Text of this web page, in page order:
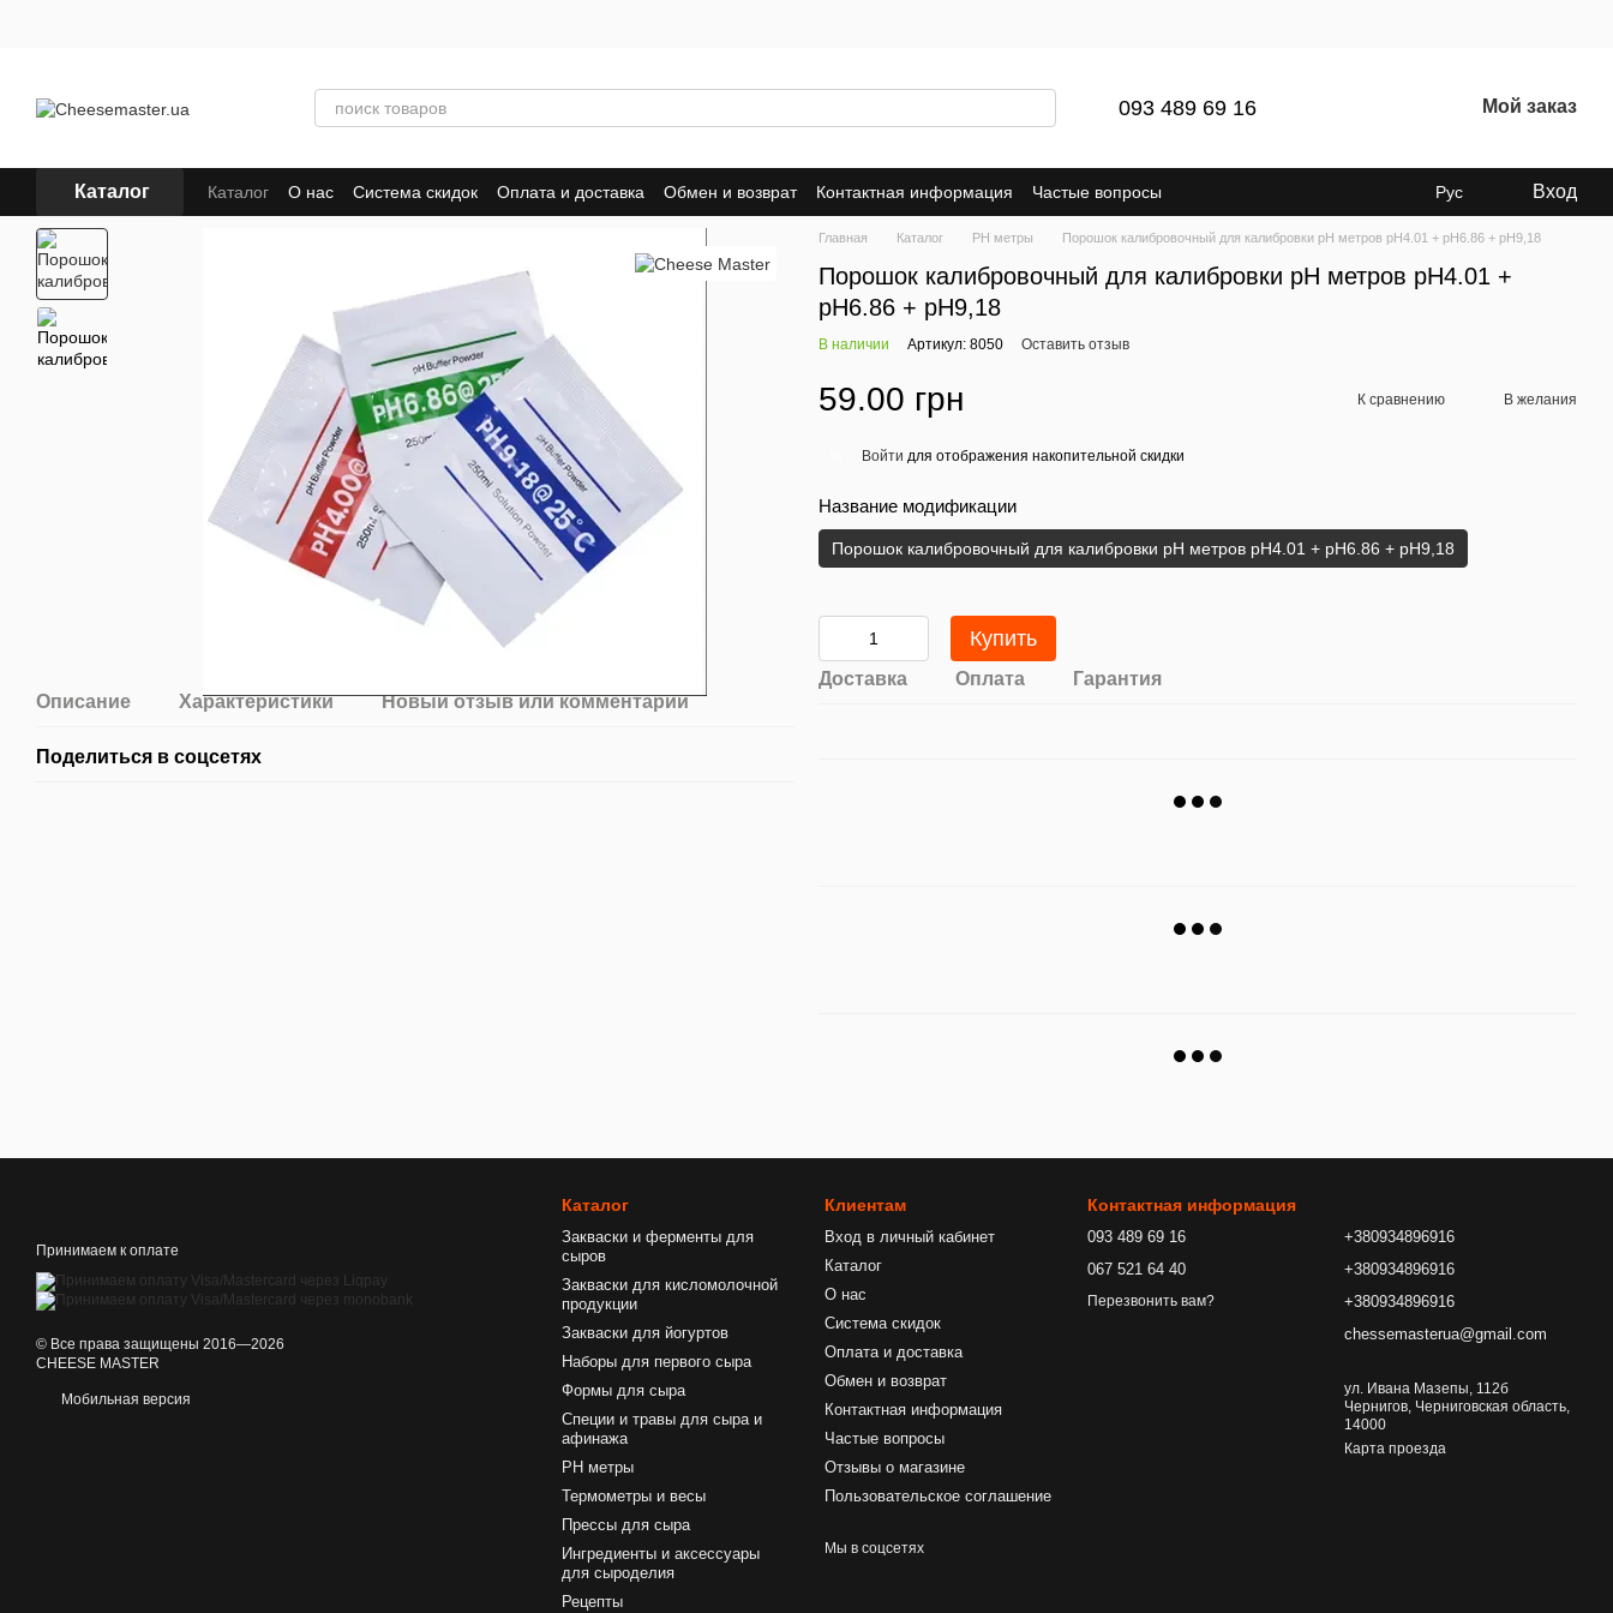
093 489 69 16 Мой заказ
Каталог Каталог О нас Система скидок Оплата и доставка Обмен и возврат Контактная информация
Частые вопросы
Отзывы о магазине
Пользовательское соглашение
Рус Вход
Описание Характеристики Новый отзыв или комментарий
Поделиться в соцсетях
Главная Каталог PH метры Порошок калибровочный для калибровки pH метров pH4.01 + pH6.86 + рН9,18
Порошок калибровочный для калибровки pH метров pH4.01 +
pH6.86 + рН9,18
В наличии Артикул: 8050 Оставить отзыв
59.00 грн К сравнению В желания
Войти для отображения накопительной скидки
Название модификации
Порошок калибровочный для калибровки pH метров pH4.01 + pH6.86 + рН9,18
Купить
Доставка Оплата Гарантия
Принимаем к оплате
© Все права защищены 2016—2026
CHEESE MASTER
Мобильная версия
Каталог
Закваски и ферменты для
сыров
Закваски для кисломолочной
продукции
Закваски для йогуртов
Наборы для первого сыра
Формы для сыра
Специи и травы для сыра и
афинажа
PH метры
Термометры и весы
Прессы для сыра
Ингредиенты и аксессуары
для сыроделия
Рецепты
Клиентам
Вход в личный кабинет
Каталог
О нас
Система скидок
Оплата и доставка
Обмен и возврат
Контактная информация
Частые вопросы
Отзывы о магазине
Пользовательское соглашение
Мы в соцсетях
Контактная информация
093 489 69 16
067 521 64 40
Перезвонить вам?
+380934896916
+380934896916
+380934896916
chessemasterua@gmail.com
ул. Ивана Мазепы, 112б
Чернигов, Черниговская область,
14000
Карта проезда